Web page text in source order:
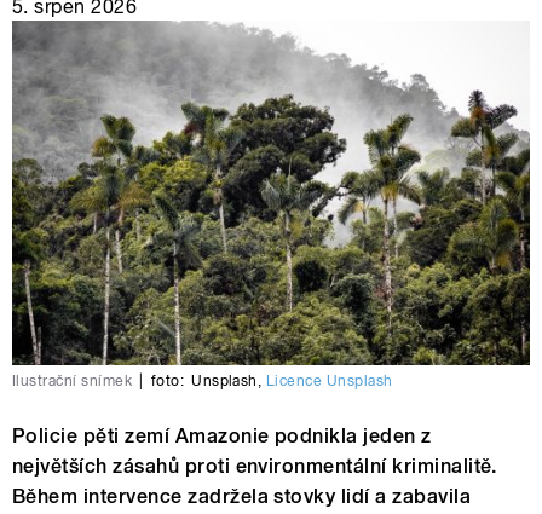
5. srpen 2026
Ilustrační snímek foto: Unsplash , Licence Unsplash
Policie pěti zemí Amazonie podnikla jeden z
největších zásahů proti environmentální kriminalitě.
Během intervence zadržela stovky lidí a zabavila